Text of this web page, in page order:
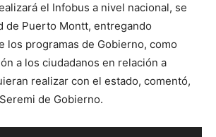
el Infobus a nivel nacional, se
de Puerto Montt, entregando
los programas de Gobierno, como
a los ciudadanos en relación a
realizar con el estado, comentó,
de Gobierno.